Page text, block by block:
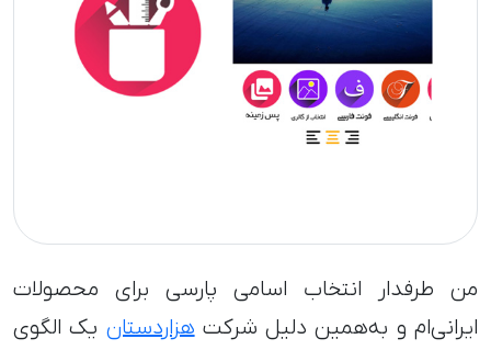
من طرفدار انتخاب اسامی پارسی برای محصولات
ایرانی‌ام و به‌همین دلیل شرکتهزاردستان یک الگوی